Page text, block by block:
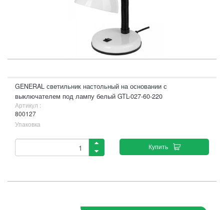
GENERAL светильник настольный на основании с
выключателем под лампу белый GTL-027-60-220
Артикул :
800127
Упаковка
Купить